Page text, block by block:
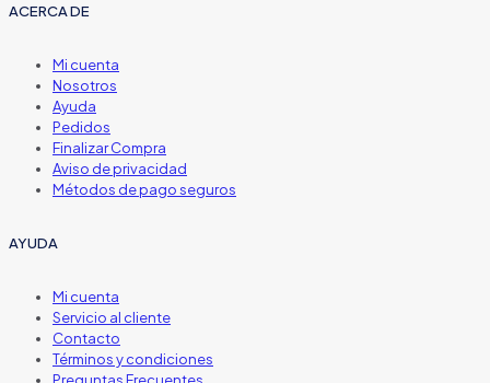
ACERCA DE
Mi cuenta
Nosotros
Ayuda
Pedidos
Finalizar Compra
Aviso de privacidad
Métodos de pago seguros
AYUDA
Mi cuenta
Servicio al cliente
Contacto
Términos y condiciones